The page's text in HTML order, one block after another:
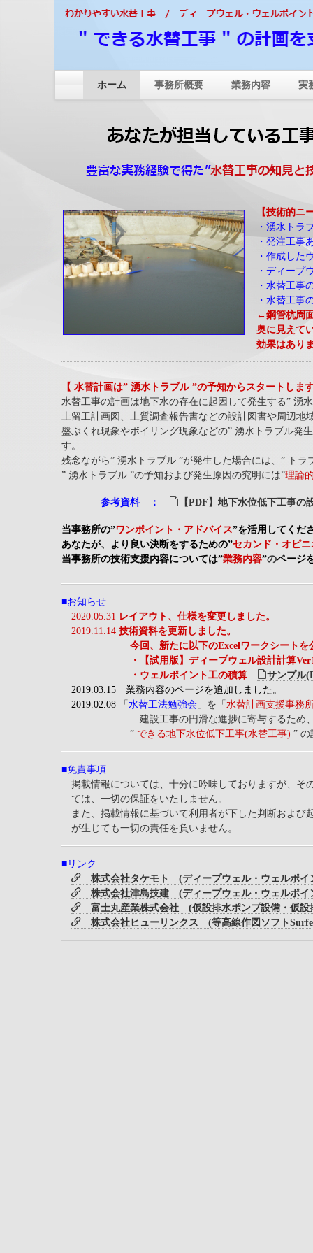
ホーム 事務所概要 業務内容 実
【技術的ニ
・湧水トラ
・発注工事
・作成した
・ディープ
・水替工事
・水替工事
←鋼管杭周
奥に見えて
効果はあり
【 水替計画は” 湧水トラブル ”の予知からスタートしま
水替工事の計画は地下水の存在に起因して発生する” 湧
土留工計画図、土質調査報告書などの設計図書や周辺地
盤ぶくれ現象やボイリング現象などの” 湧水トラブル発
す。
残念ながら” 湧水トラブル ”が発生した場合には、” ト
” 湧水トラブル ”の予知および発生原因の究明には”理論
参考資料 ： 【PDF】地下水位低下工事
当事務所の”ワンポイント・アドバイス”を活用してくだ
あなたが、より良い決断をするための”セカンド・オピニ
当事務所の技術支援内容については”業務内容”のページ
■お知らせ
2020.05.31 レイアウト、仕様を変更しました。
2019.11.14 技術資料を更新しました。
今回、新たに以下のExcelワークシートを公
・【試用版】ディープウェル設計計算
・ウェルポイント工の積算
サンプル
2019.03.15 業務内容のページを追加しました。
2019.02.08「 水替工法勉強会」を「 水替計画支援事務
建設工事の円滑な進捗に寄与するため、４５
” できる地下水位低下工事(水替工事) ” の
■免責事項
掲載情報については、十分に吟味しておりますが、そ
ては、一切の保証をいたしません。
また、掲載情報に基づいて利用者が下した判断および
が生じても一切の責任を負いません。
■リンク
株式会社タケモト (ディープウェル・ウェルポイ
株式会社津島技建 (ディープウェル・ウェルポイ
富士丸産業株式会社 (仮設排水ポンプ設備・仮設
株式会社ヒューリンクス (等高線作図ソフト